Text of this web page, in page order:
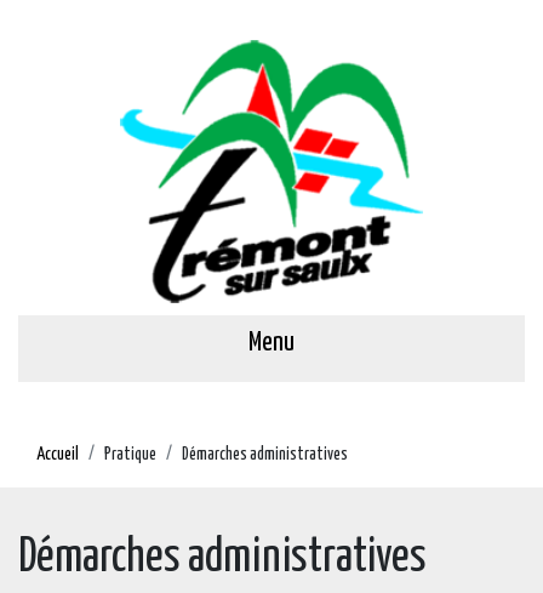
Menu
Accueil Pratique Démarches administratives
Démarches administratives